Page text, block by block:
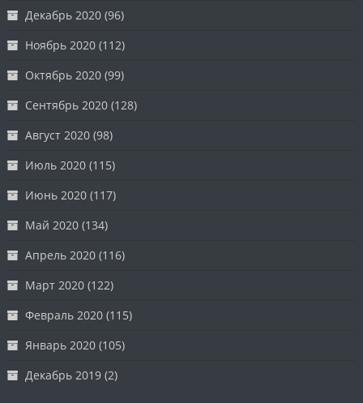
Декабрь 2020 (96)
Ноябрь 2020 (112)
Октябрь 2020 (99)
Сентябрь 2020 (128)
Август 2020 (98)
Июль 2020 (115)
Июнь 2020 (117)
Май 2020 (134)
Апрель 2020 (116)
Март 2020 (122)
Февраль 2020 (115)
Январь 2020 (105)
Декабрь 2019 (2)